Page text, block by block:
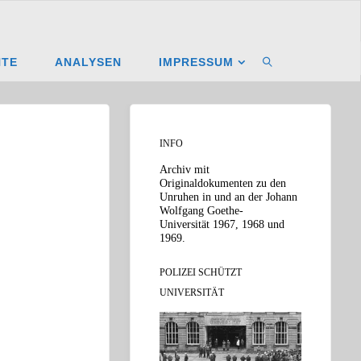
ANALYSEN IMPRESSUM
INFO
Archiv mit
Originaldokumenten zu den
Unruhen in und an der Johann
Wolfgang Goethe-
Universität 1967, 1968 und
1969.
POLIZEI SCHÜTZT
UNIVERSITÄT